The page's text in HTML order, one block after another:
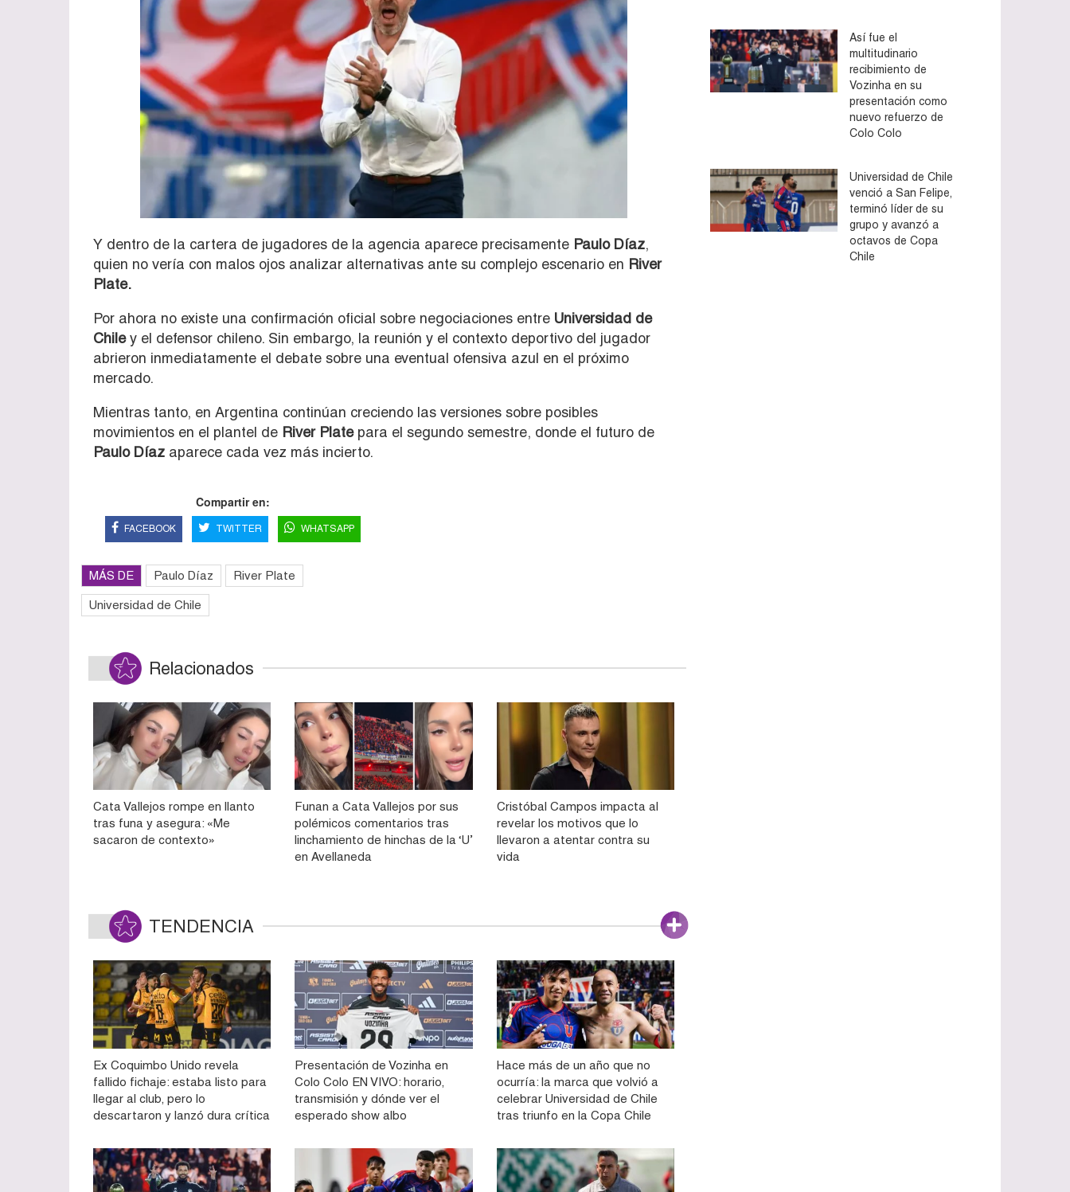
Y dentro de la cartera de jugadores de la agencia aparece precisamente Paulo Díaz,
quien no vería con malos ojos analizar alternativas ante su complejo escenario en River
Plate.
Por ahora no existe una confirmación oficial sobre negociaciones entre Universidad de
Chiley el defensor chileno. Sin embargo, la reunión y el contexto deportivo del jugador
abrieron inmediatamente el debate sobre una eventual ofensiva azul en el próximo
mercado.
Mientras tanto, en Argentina continúan creciendo las versiones sobre posibles
movimientos en el plantel de River Platepara el segundo semestre, donde el futuro de
Paulo Díaz aparece cada vez más incierto.
Compartir en:
FACEBOOK TWITTER WHATSAPP
MÁS DE Paulo Díaz River Plate
Universidad de Chile
Relacionados
Cata Vallejos rompe en llanto
tras funa y asegura: «Me
sacaron de contexto»
Funan a Cata Vallejos por sus
polémicos comentarios tras
linchamiento de hinchas de la ‘U’
en Avellaneda
Cristóbal Campos impacta al
revelar los motivos que lo
llevaron a atentar contra su
vida
TENDENCIA
Ex Coquimbo Unido revela
fallido fichaje: estaba listo para
llegar al club, pero lo
descartaron y lanzó dura crítica
Presentación de Vozinha en
Colo Colo EN VIVO: horario,
transmisión y dónde ver el
esperado show albo
Hace más de un año que no
ocurría: la marca que volvió a
celebrar Universidad de Chile
tras triunfo en la Copa Chile
Así fue el
multitudinario
recibimiento de
Vozinha en su
presentación como
nuevo refuerzo de
Colo Colo
Universidad de Chile
venció a San Felipe,
terminó líder de su
grupo y avanzó a
octavos de Copa
Chile